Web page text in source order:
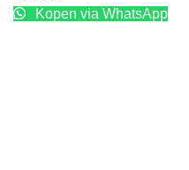
Kopen via WhatsApp